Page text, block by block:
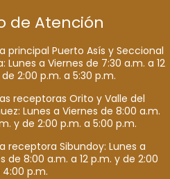
de Atención
principal Puerto Asís y Seccional
Lunes a Viernes de 7:30 a.m. a 12
2:00 p.m. a 5:30 p.m.
receptoras Orito y Valle del
Lunes a Viernes de 8:00 a.m.
y de 2:00 p.m. a 5:00 p.m.
receptora Sibundoy: Lunes a
de 8:00 a.m. a 12 p.m. y de 2:00
p.m.